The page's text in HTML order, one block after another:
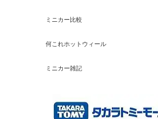
ミニカー比較
何これホットウィール
ミニカー雑記